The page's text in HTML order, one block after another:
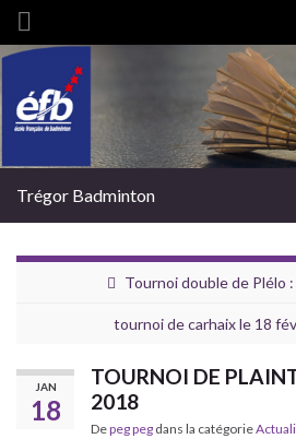
Trégor Badminton
Tournoi double de Plélo
tournoi de carhaix le 18
JAN
18
TOURNOI DE
2018
Depeg peg dans la catégorie